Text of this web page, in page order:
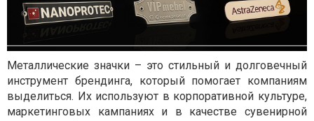
Металлические значки – это стильный и долговечный
инструмент брендинга, который помогает компаниям
выделиться. Их используют в корпоративной культуре,
маркетинговых кампаниях и в качестве сувенирной